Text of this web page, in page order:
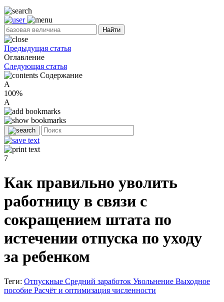
Найти
Предыдущая статья
Оглавление
Следующая статья
Содержание
A
100%
A
7
Как правильно уволить
работницу в связи с
сокращением штата по
истечении отпуска по уходу
за ребенком
Теги: Отпускные Средний заработок Увольнение Выходное
пособие Расчёт и оптимизация численности